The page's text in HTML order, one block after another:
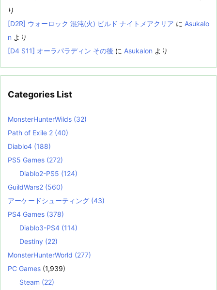
り
[D2R] ウォーロック 混沌(火) ビルド ナイトメアクリア に Asukalo
n より
[D4 S11] オーラパラディン その後 に Asukalon より
Categories List
MonsterHunterWilds (32)
Path of Exile 2 (40)
Diablo4 (188)
PS5 Games (272)
Diablo2-PS5 (124)
GuildWars2 (560)
アーケードシューティング (43)
PS4 Games (378)
Diablo3-PS4 (114)
Destiny (22)
MonsterHunterWorld (277)
PC Games (1,939)
Steam (22)